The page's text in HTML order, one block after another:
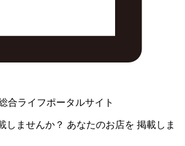
合ライフポータルサイト
しませんか？ あなたのお店を 掲載しま